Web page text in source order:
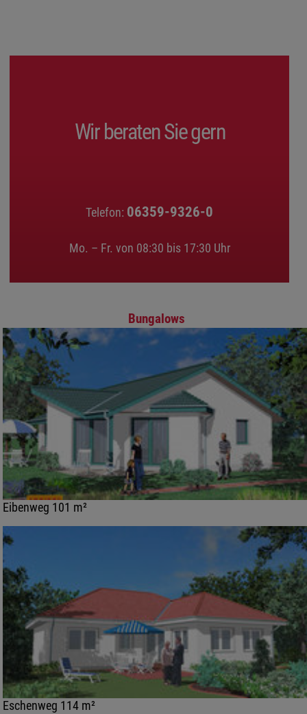
Wir beraten Sie gern
Telefon: 06359-9326-0
Mo. – Fr. von 08:30 bis 17:30 Uhr
Bungalows
Eibenweg 101 m²
Eschenweg 114 m²